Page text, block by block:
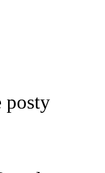
posty